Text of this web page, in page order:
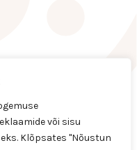
või sisu
Klõpsates "Nõustun